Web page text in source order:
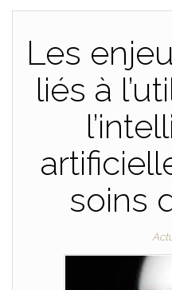
Les
liés à
soins